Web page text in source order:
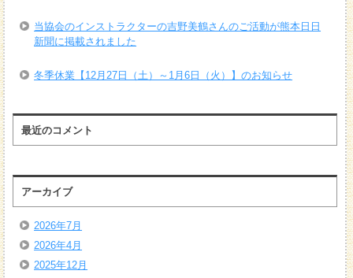
当協会のインストラクターの吉野美鶴さんのご活動が熊本日日
新聞に掲載されました
冬季休業【12月27日（土）～1月6日（火）】のお知らせ
最近のコメント
アーカイブ
2026年7月
2026年4月
2025年12月